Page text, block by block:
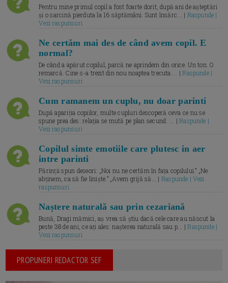
Pentru mine primul copil a fost foarte dorit, după ani de așteptări
și o sarcină pierduta la 16 săptămâni. Sunt însărc... | Raspunde |
Vezi raspunsuri
Ne certăm mai des de când avem copil. E
normal?
De când a apărut copilul, parcă ne aprindem din orice. Un ton. O
remarcă. Cine s-a trezit din nou noaptea trecuta.... |Raspunde |
Vezi raspunsuri
Cum ramanem un cuplu, nu doar parinti
După apariția copiilor, multe cupluri descoperă ceva ce nu se
spune prea des: relația se mută pe plan secund. ... |Raspunde |
Vezi raspunsuri
Copilul simte emotiile care plutesc in aer
intre parinti
Părinții spun deseori: „Noi nu ne certăm în fața copilului.” „Ne
abținem, ca să fie liniște.” „Avem grijă să... | Raspunde | Vezi
raspunsuri
Naștere naturală sau prin cezariană
Bună, Dragi mămici, aș vrea să știu dacă cele care au născut la
peste 38 de ani, ce ați ales: nașterea naturală sau p... |Raspunde |
Vezi raspunsuri
PROPUNERI REDACTOR SEF